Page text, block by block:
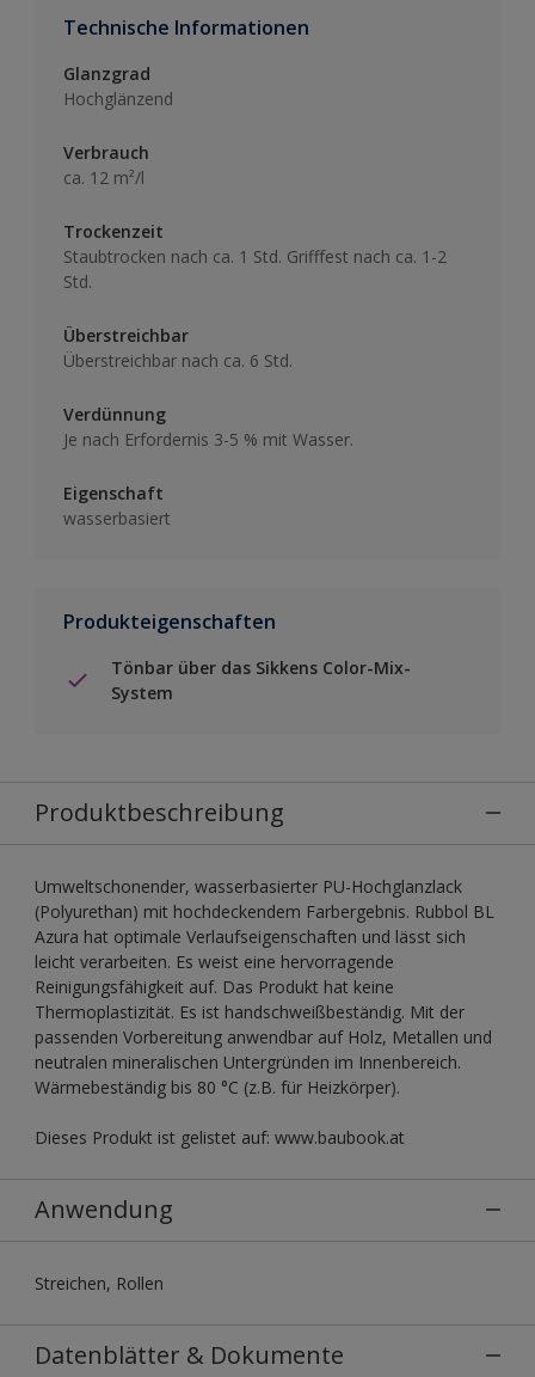
Technische Informationen
Glanzgrad
Hochglänzend
Verbrauch
ca. 12 m²/l
Trockenzeit
Staubtrocken nach ca. 1 Std. Grifffest nach ca. 1-2
Std.
Überstreichbar
Überstreichbar nach ca. 6 Std.
Verdünnung
Je nach Erfordernis 3-5 % mit Wasser.
Eigenschaft
wasserbasiert
Produkteigenschaften
Tönbar über das Sikkens Color-Mix-
System
Produktbeschreibung
Umweltschonender, wasserbasierter PU-Hochglanzlack
(Polyurethan) mit hochdeckendem Farbergebnis. Rubbol BL
Azura hat optimale Verlaufseigenschaften und lässt sich
leicht verarbeiten. Es weist eine hervorragende
Reinigungsfähigkeit auf. Das Produkt hat keine
Thermoplastizität. Es ist handschweißbeständig. Mit der
passenden Vorbereitung anwendbar auf Holz, Metallen und
neutralen mineralischen Untergründen im Innenbereich.
Wärmebeständig bis 80 °C (z.B. für Heizkörper).
Dieses Produkt ist gelistet auf: www.baubook.at
Anwendung
Streichen, Rollen
Datenblätter & Dokumente